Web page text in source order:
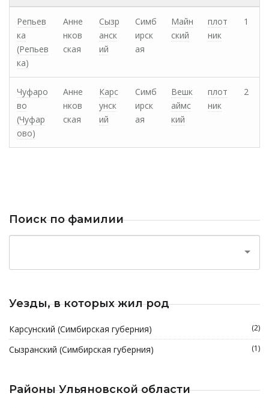
Репьев
ка
(Репьев
ка)
Анне
нков
ская
Сызр
анск
ий
Симб
ирск
ая
Майн
ский
плот
ник
1
Чуфаро
во
(Чуфар
ово)
Анне
нков
ская
Карс
унск
ий
Симб
ирск
ая
Вешк
аймс
кий
плот
ник
2
Поиск по фамилии
Уезды, в которых жил род
Карсунский (Симбирская губерния) (2)
Сызранский (Симбирская губерния) (1)
Районы Ульяновской области